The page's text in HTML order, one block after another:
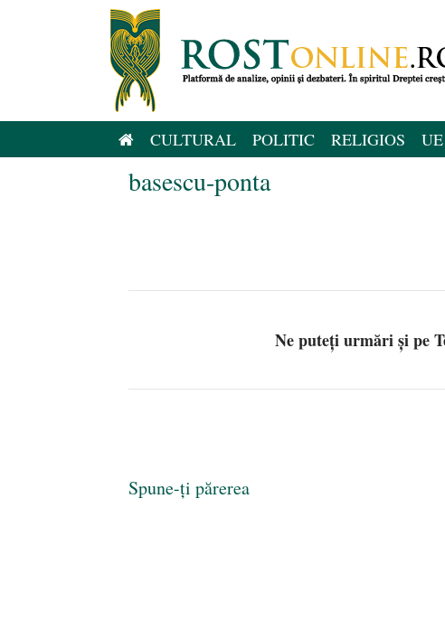
CULTURAL POLITIC RELIGIOS UE
basescu-ponta
Ne puteți urmări și pe
Spune-ți părerea